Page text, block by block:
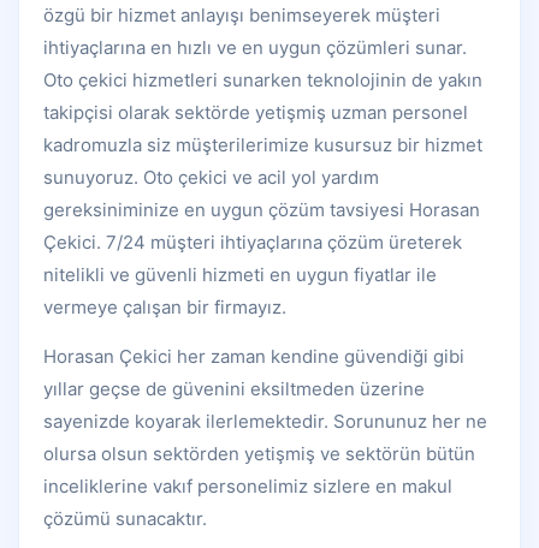
özgü bir hizmet anlayışı benimseyerek müşteri
ihtiyaçlarına en hızlı ve en uygun çözümleri sunar.
Oto çekici hizmetleri sunarken teknolojinin de yakın
takipçisi olarak sektörde yetişmiş uzman personel
kadromuzla siz müşterilerimize kusursuz bir hizmet
sunuyoruz. Oto çekici ve acil yol yardım
gereksiniminize en uygun çözüm tavsiyesi Horasan
Çekici. 7/24 müşteri ihtiyaçlarına çözüm üreterek
nitelikli ve güvenli hizmeti en uygun fiyatlar ile
vermeye çalışan bir firmayız.
Horasan Çekici her zaman kendine güvendiği gibi
yıllar geçse de güvenini eksiltmeden üzerine
sayenizde koyarak ilerlemektedir. Sorununuz her ne
olursa olsun sektörden yetişmiş ve sektörün bütün
inceliklerine vakıf personelimiz sizlere en makul
çözümü sunacaktır.